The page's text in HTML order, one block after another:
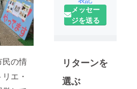
民の情
エ・
ねっと」と
申します。
場にて市民
の情報交換
サロン「ア
メッセー
ジを送る
リターンを
選ぶ